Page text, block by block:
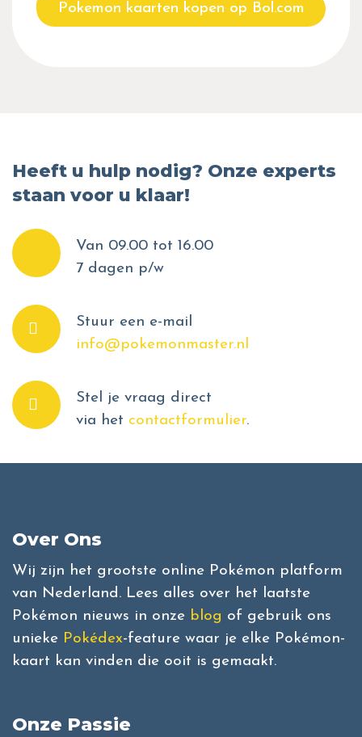
Pokemon kaarten kopen op Bol.com
Heeft u hulp nodig? Onze experts
staan voor u klaar!
Van 09.00 tot 16.00
7 dagen p/w
Stuur een e-mail
info@pokemonmaster.nl
Stel je vraag direct
via het contactformulier.
Over Ons
Wij zijn het grootste online Pokémon platform
van Nederland. Lees alles over het laatste
Pokémon nieuws in onze blog of gebruik ons
unieke Pokédex-feature waar je elke Pokémon-
kaart kan vinden die ooit is gemaakt.
Onze Passie